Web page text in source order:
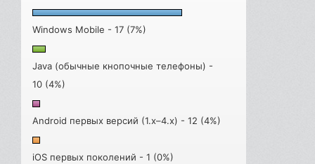
Windows Mobile - 17 (7%)
Java (обычные кнопочные телефоны) -
10 (4%)
Android первых версий (1.x–4.x) - 12 (4%)
iOS первых поколений - 1 (0%)